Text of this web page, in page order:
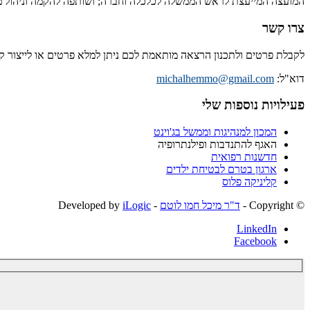
צרו קשר
לקבלת פרטים ולתכנון הרצאה מותאמת לכם ניתן למלא פרטים או
דוא"ל: michalhemmo@gmail.com
פעילויות נוספות שלי
המכון למנהיגות וממשל בג'וינט
האגף להתנדבות ופילנתרופיה
חדשנות רפואית
ארגון בטרם לבטיחת ילדים
קליניקה פלוס
© ‫Copyright -
ד"ר מיכל חמו לוטם - Developed by
iLogic
LinkedIn
Facebook